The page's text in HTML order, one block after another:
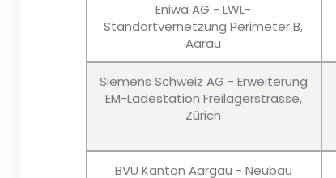
Eniwa AG - LWL-
Standortvernetzung Perimeter B,
Aarau
Siemens Schweiz AG - Erweiterung
EM-Ladestation Freilagerstrasse,
Zürich
BVU Kanton Aargau - Neubau